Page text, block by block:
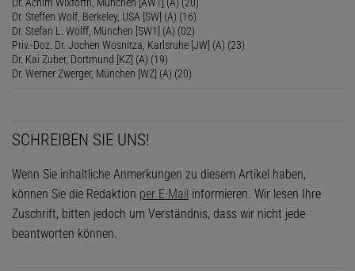
Dr. Steffen Wolf, Berkeley, USA [SW] (A) (16)
Dr. Stefan L. Wolff, München [SW1] (A) (02)
Priv.-Doz. Dr. Jochen Wosnitza, Karlsruhe [JW] (A) (23)
Dr. Kai Zuber, Dortmund [KZ] (A) (19)
Dr. Werner Zwerger, München [WZ] (A) (20)
SCHREIBEN SIE UNS!
Wenn Sie inhaltliche Anmerkungen zu diesem Artikel haben,
können Sie die Redaktion per E-Mail informieren. Wir lesen Ihre
Zuschrift, bitten jedoch um Verständnis, dass wir nicht jede
beantworten können.